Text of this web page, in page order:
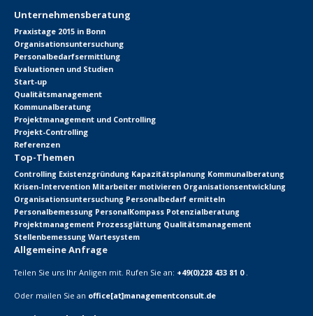
Unternehmensberatung
Praxistage 2015 in Bonn
Organisationsuntersuchung
Personalbedarfsermittlung
Evaluationen und Studien
Start-up
Qualitätsmanagement
Kommunalberatung
Projektmanagement und Controlling
Projekt-Controlling
Referenzen
Top-Themen
Controlling Existenzgründung Kapazitätsplanung Kommunalberatung
Krisen-Intervention Mitarbeiter motivieren Organisationsentwicklung
Organisationsuntersuchung Personalbedarf ermitteln
Personalbemessung PersonalKompass Potenzialberatung
Projektmanagement Prozessglättung Qualitätsmanagement
Stellenbemessung Wartesystem
Allgemeine Anfrage
Teilen Sie uns Ihr Anligen mit. Rufen Sie an: +49(0)228 433 81 0 .
Oder mailen Sie an office[at]managementconsult.de